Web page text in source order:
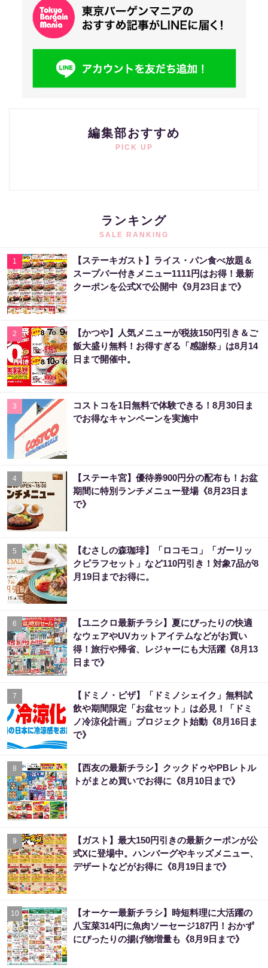
編集部おすすめ
PICK UP
ランキング
SALE RANKING
1
【ステーキガスト】ライス・パン食べ放題＆
スープバー付きメニュー1111円はお得！最新
クーポンを公式Xで公開中《9月23日まで》
2
【かつや】人気メニューが税抜150円引き＆ご
飯大盛り無料！お得すぎる「感謝祭」は8月14
日まで開催中。
3
コストコを1日無料で体験できる！8月30日ま
でお得なキャンペーンを実施中
4
【ステーキ宮】優待券900円分の配布も！お盆
期間に特別ランチメニュー登場《8月23日ま
で》
5
【むさしの森珈琲】「ロコモコ」「ガーリッ
クピラフセット」など110円引き！対象7品が8
月19日までお得に。
6
【ユニクロ最新チラシ】夏にぴったりの快適
なウェアやUVカットアイテムなどがお買い
得！旅行や帰省、レジャーにも大活躍《8月13
日まで》
7
【ドミノ・ピザ】「ドミノシェイク」無料試
飲や期間限定「お盆セット」は必見！「ドミ
ノ冷涼化計画」プロジェクト始動《8月16日ま
で》
8
【西友の最新チラシ】クックドゥやPBレトル
トがまとめ買いでお得に《8月10日まで》
9
【ガスト】最大150円引きの最新クーポンが公
式Xに登場中。ハンバーグやキッズメニュー、
デザートなどがお得に《8月19日まで》
10
【オーケー最新チラシ】時短料理に大活躍の
八宝菜314円に魚肉ソーセージ187円！おかず
にぴったりの揚げ物増量も《8月9日まで》